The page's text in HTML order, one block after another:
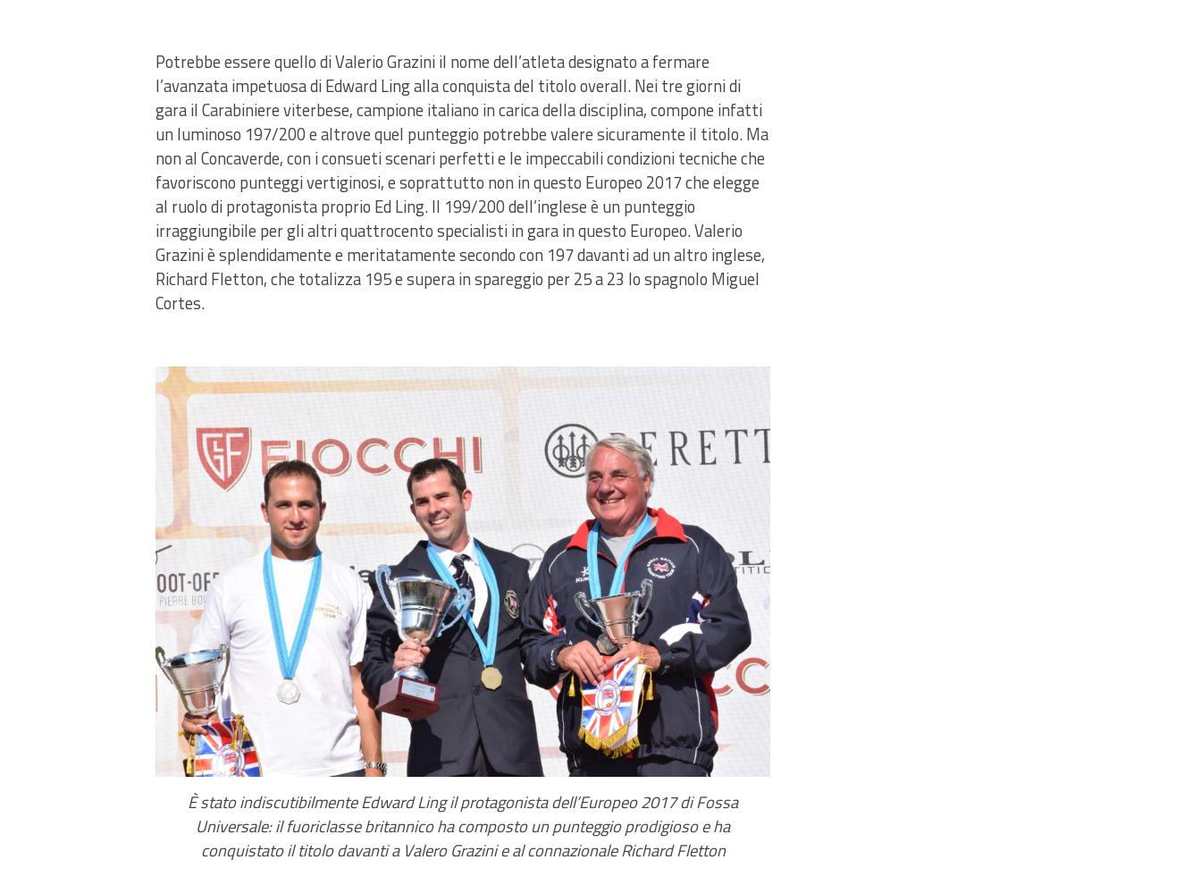
Potrebbe essere quello di Valerio Grazini il nome dell’atleta designato a fermare
l’avanzata impetuosa di Edward Ling alla conquista del titolo overall. Nei tre giorni di
gara il Carabiniere viterbese, campione italiano in carica della disciplina, compone infatti
un luminoso 197/200 e altrove quel punteggio potrebbe valere sicuramente il titolo. Ma
non al Concaverde, con i consueti scenari perfetti e le impeccabili condizioni tecniche che
favoriscono punteggi vertiginosi, e soprattutto non in questo Europeo 2017 che elegge
al ruolo di protagonista proprio Ed Ling. Il 199/200 dell’inglese è un punteggio
irraggiungibile per gli altri quattrocento specialisti in gara in questo Europeo. Valerio
Grazini è splendidamente e meritatamente secondo con 197 davanti ad un altro inglese,
Richard Fletton, che totalizza 195 e supera in spareggio per 25 a 23 lo spagnolo Miguel
Cortes.
È stato indiscutibilmente Edward Ling il protagonista dell’Europeo 2017 di Fossa
Universale: il fuoriclasse britannico ha composto un punteggio prodigioso e ha
conquistato il titolo davanti a Valero Grazini e al connazionale Richard Fletton